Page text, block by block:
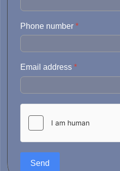
Phone number *
Email address *
Send